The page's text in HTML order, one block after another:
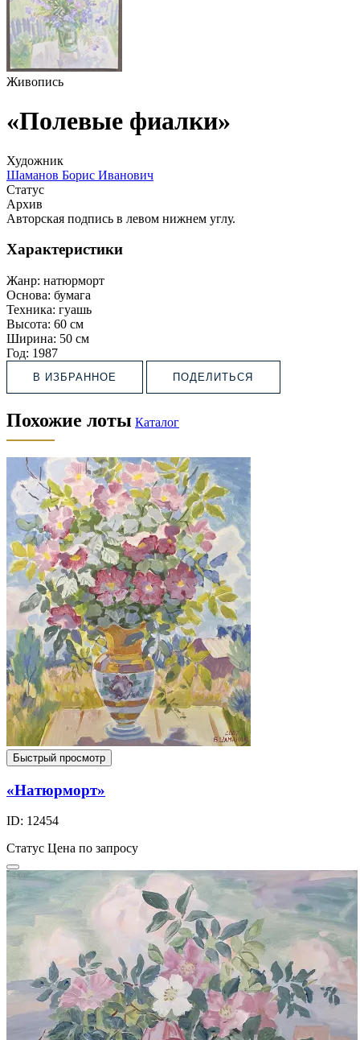
Живопись
«Полевые фиалки»
Художник
Шаманов Борис Иванович
Статус
Архив
Авторская подпись в левом нижнем углу.
Характеристики
Жанр: натюрморт
Основа: бумага
Техника: гуашь
Высота: 60 см
Ширина: 50 см
Год: 1987
В ИЗБРАННОЕ ПОДЕЛИТЬСЯ
Похожие лоты Каталог
Быстрый просмотр
«Натюрморт»
ID: 12454
Статус Цена по запросу